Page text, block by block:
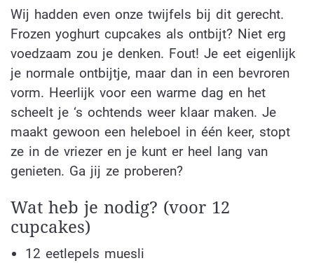
Wij hadden even onze twijfels bij dit gerecht.
Frozen yoghurt cupcakes als ontbijt? Niet erg
voedzaam zou je denken. Fout! Je eet eigenlijk
je normale ontbijtje, maar dan in een bevroren
vorm. Heerlijk voor een warme dag en het
scheelt je ‘s ochtends weer klaar maken. Je
maakt gewoon een heleboel in één keer, stopt
ze in de vriezer en je kunt er heel lang van
genieten. Ga jij ze proberen?
Wat heb je nodig? (voor 12
cupcakes)
12 eetlepels muesli